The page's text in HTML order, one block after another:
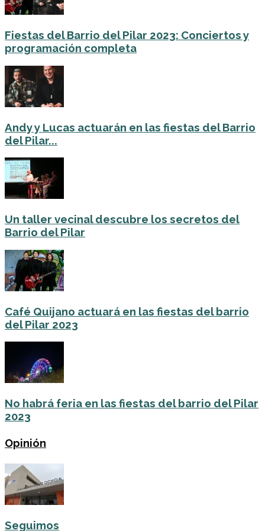
Fiestas del Barrio del Pilar 2023: Conciertos y
programación completa
Andy y Lucas actuarán en las fiestas del Barrio
del Pilar...
Un taller vecinal descubre los secretos del
Barrio del Pilar
Café Quijano actuará en las fiestas del barrio
del Pilar 2023
No habrá feria en las fiestas del barrio del Pilar
2023
Opinión
Seguimos